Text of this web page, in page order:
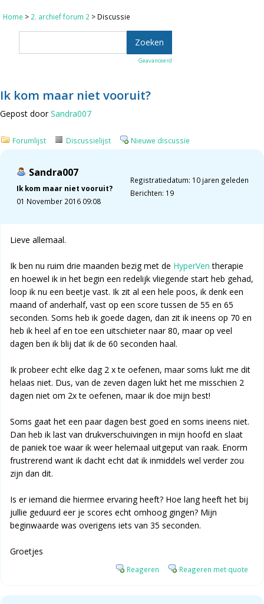
Home > 2. archief forum 2 > Discussie
Geavanceerd
Ik kom maar niet vooruit?
Gepost doorSandra007
Forumlijst Discussielijst Nieuwe discussie
Sandra007
Ik kom maar niet vooruit?
01 November 2016 09:08
Registratiedatum: 10 jaren geleden
Berichten: 19
Lieve allemaal.
Ik ben nu ruim drie maanden bezig met de HyperVen therapie
en hoewel ik in het begin een redelijk vliegende start heb gehad,
loop ik nu een beetje vast. Ik zit al een hele poos, ik denk een
maand of anderhalf, vast op een score tussen de 55 en 65
seconden. Soms heb ik goede dagen, dan zit ik ineens op 70 en
heb ik heel af en toe een uitschieter naar 80, maar op veel
dagen ben ik blij dat ik de 60 seconden haal.
Ik probeer echt elke dag 2 x te oefenen, maar soms lukt me dit
helaas niet. Dus, van de zeven dagen lukt het me misschien 2
dagen niet om 2x te oefenen, maar ik doe mijn best!
Soms gaat het een paar dagen best goed en soms ineens niet.
Dan heb ik last van drukverschuivingen in mijn hoofd en slaat
de paniek toe waar ik weer helemaal uitgeput van raak. Enorm
frustrerend want ik dacht echt dat ik inmiddels wel verder zou
zijn dan dit.
Is er iemand die hiermee ervaring heeft? Hoe lang heeft het bij
jullie geduurd eer je scores echt omhoog gingen? Mijn
beginwaarde was overigens iets van 35 seconden.
Groetjes
Reageren Reageren met quote